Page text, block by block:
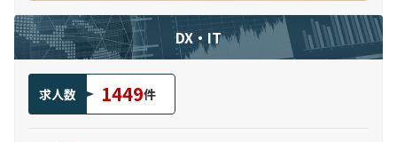
DX・IT
求人数 1449件